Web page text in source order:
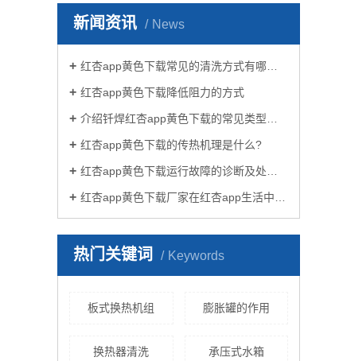
新闻资讯 News
红杏app黄色下载常见的清洗方式有哪些？
红杏app黄色下载降低阻力的方式
介绍钎焊红杏app黄色下载的常见类型有哪些
红杏app黄色下载的传热机理是什么?
红杏app黄色下载运行故障的诊断及处理方法
红杏app黄色下载厂家在红杏app生活中有哪些作用？
热门关键词 Keywords
板式换热机组 膨胀罐的作用
换热器清洗 承压式水箱